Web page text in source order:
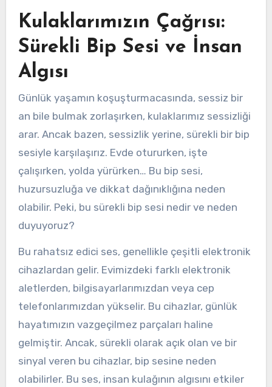
Kulaklarımızın Çağrısı:
Sürekli Bip Sesi ve İnsan
Algısı
Günlük yaşamın koşuşturmacasında, sessiz bir
an bile bulmak zorlaşırken, kulaklarımız sessizliği
arar. Ancak bazen, sessizlik yerine, sürekli bir bip
sesiyle karşılaşırız. Evde otururken, işte
çalışırken, yolda yürürken… Bu bip sesi,
huzursuzluğa ve dikkat dağınıklığına neden
olabilir. Peki, bu sürekli bip sesi nedir ve neden
duyuyoruz?
Bu rahatsız edici ses, genellikle çeşitli elektronik
cihazlardan gelir. Evimizdeki farklı elektronik
aletlerden, bilgisayarlarımızdan veya cep
telefonlarımızdan yükselir. Bu cihazlar, günlük
hayatımızın vazgeçilmez parçaları haline
gelmiştir. Ancak, sürekli olarak açık olan ve bir
sinyal veren bu cihazlar, bip sesine neden
olabilirler. Bu ses, insan kulağının algısını etkiler